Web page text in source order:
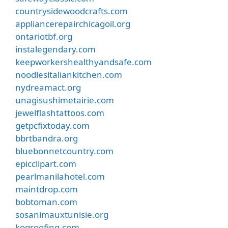
countrysidewoodcrafts.com
appliancerepairchicagoil.org
ontariotbf.org
instalegendary.com
keepworkershealthyandsafe.com
noodlesitaliankitchen.com
nydreamact.org
unagisushimetairie.com
jewelflashtattoos.com
getpcfixtoday.com
bbrtbandra.org
bluebonnetcountry.com
epicclipart.com
pearlmanilahotel.com
maintdrop.com
bobtoman.com
sosanimauxtunisie.org